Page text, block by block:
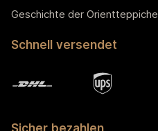
Geschichte der Orientteppiche
Schnell versendet